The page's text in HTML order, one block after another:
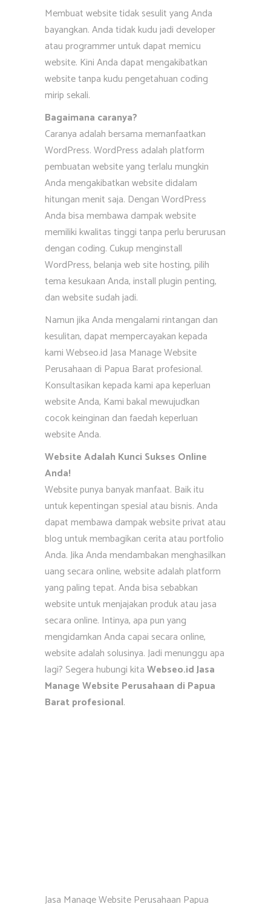
Membuat website tidak sesulit yang Anda
bayangkan. Anda tidak kudu jadi developer
atau programmer untuk dapat memicu
website. Kini Anda dapat mengakibatkan
website tanpa kudu pengetahuan coding
mirip sekali.
Bagaimana caranya?
Caranya adalah bersama memanfaatkan
WordPress. WordPress adalah platform
pembuatan website yang terlalu mungkin
Anda mengakibatkan website didalam
hitungan menit saja. Dengan WordPress
Anda bisa membawa dampak website
memiliki kwalitas tinggi tanpa perlu berurusan
dengan coding. Cukup menginstall
WordPress, belanja web site hosting, pilih
tema kesukaan Anda, install plugin penting,
dan website sudah jadi.
Namun jika Anda mengalami rintangan dan
kesulitan, dapat mempercayakan kepada
kami Webseo.id Jasa Manage Website
Perusahaan di Papua Barat profesional.
Konsultasikan kepada kami apa keperluan
website Anda, Kami bakal mewujudkan
cocok keinginan dan faedah keperluan
website Anda.
Website Adalah Kunci Sukses Online
Anda!
Website punya banyak manfaat. Baik itu
untuk kepentingan spesial atau bisnis. Anda
dapat membawa dampak website privat atau
blog untuk membagikan cerita atau portfolio
Anda. Jika Anda mendambakan menghasilkan
uang secara online, website adalah platform
yang paling tepat. Anda bisa sebabkan
website untuk menjajakan produk atau jasa
secara online. Intinya, apa pun yang
mengidamkan Anda capai secara online,
website adalah solusinya. Jadi menunggu apa
lagi? Segera hubungi kitaWebseo.id Jasa
Manage Website Perusahaan di Papua
Barat profesional.
Jasa Manage Website Perusahaan Papua